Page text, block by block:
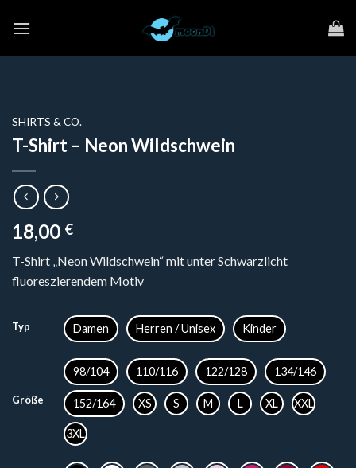
Inhalt
SHIRTS & CO.
T-Shirt – Neon Wildschwein
18,00 €
T-Shirt „Neon Wildschwein“ mit unter Schwarzlicht
fluoreszierendem Motiv
Typ Damen Herren / Unisex Kinder
Größe
98/104 110/116 122/128 134/146
152/164 XS S M L XL XXL
3XL